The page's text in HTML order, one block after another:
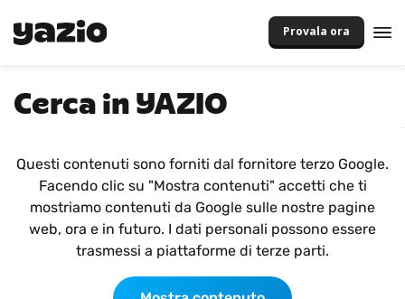
Provala ora
Cerca in YAZIO
Questi contenuti sono forniti dal fornitore terzo Google.
Facendo clic su "Mostra contenuti" accetti che ti
mostriamo contenuti da Google sulle nostre pagine
web, ora e in futuro. I dati personali possono essere
trasmessi a piattaforme di terze parti.